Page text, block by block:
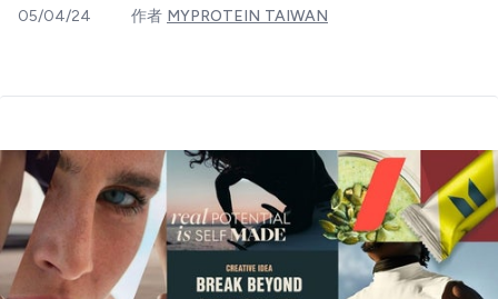
05/04/24 作者 MYPROTEIN TAIWAN